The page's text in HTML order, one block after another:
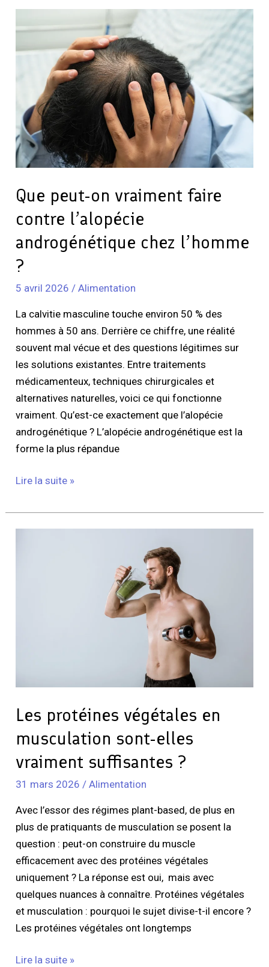
Que peut-on vraiment faire
contre l’alopécie
androgénétique chez l’homme
?
5 avril 2026 /Alimentation
La calvitie masculine touche environ 50 % des
hommes à 50 ans. Derrière ce chiffre, une réalité
souvent mal vécue et des questions légitimes sur
les solutions existantes. Entre traitements
médicamenteux, techniques chirurgicales et
alternatives naturelles, voici ce qui fonctionne
vraiment. Qu’est-ce exactement que l’alopécie
androgénétique ? L’alopécie androgénétique est la
forme la plus répandue
peut-
on
vraiment
contre
l’alopécie
androgénétique
chez
l’homme
Lire la suite »
Les protéines végétales en
musculation sont-elles
vraiment suffisantes ?
31 mars 2026 /Alimentation
Avec l’essor des régimes plant-based, de plus en
plus de pratiquants de musculation se posent la
question : peut-on construire du muscle
efficacement avec des protéines végétales
uniquement ? La réponse est oui, mais avec
quelques nuances à connaître. Protéines végétales
et musculation : pourquoi le sujet divise-t-il encore ?
Les protéines végétales ont longtemps
?
Lire la suite »